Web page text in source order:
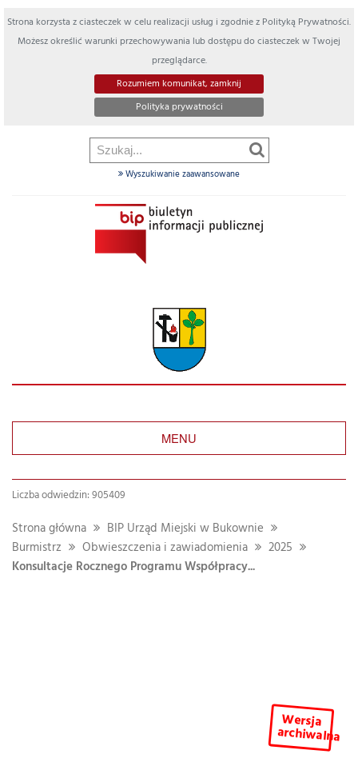
Strona korzysta z ciasteczek w celu realizacji usług i zgodnie z Polityką Prywatności.
Możesz określić warunki przechowywania lub dostępu do ciasteczek w Twojej
przeglądarce.
Rozumiem komunikat, zamknij
Polityka prywatności
Wyszukiwanie zaawansowane
MENU
Liczba odwiedzin: 905409
Strona główna
BIP Urząd Miejski w Bukownie
Burmistrz
Obwieszczenia i zawiadomienia
2025
Konsultacje Rocznego Programu Współpracy...
Wersja
archiwalna